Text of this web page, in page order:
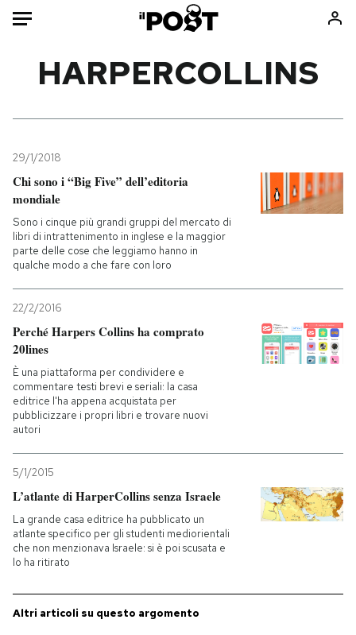
Mondo
Politica
Tecnologia
Internet
Scienza
Cultura
Economia
Consumismi
Ok Boomer!
Altrecose
PODCAST
I MIEI PREFERITI
SHOP
CALENDARIO
HARPERCOLLINS
29/1/2018
Chi sono i “Big Five” dell’editoria
mondiale
Sono i cinque più grandi gruppi del mercato di
libri di intrattenimento in inglese e la maggior
parte delle cose che leggiamo hanno in
qualche modo a che fare con loro
22/2/2016
Perché Harpers Collins ha comprato
20lines
È una piattaforma per condividere e
commentare testi brevi e seriali: la casa
editrice l'ha appena acquistata per
pubblicizzare i propri libri e trovare nuovi
autori
5/1/2015
L’atlante di HarperCollins senza Israele
La grande casa editrice ha pubblicato un
atlante specifico per gli studenti mediorientali
che non menzionava Israele: si è poi scusata e
lo ha ritirato
Altri articoli su questo argomento